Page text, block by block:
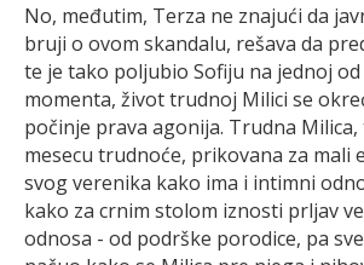
No, međutim, Terza ne znajući da
bruji o ovom skandalu, rešava da
te je tako poljubio Sofiju na jednoj
momenta, život trudnoj Milici se
počinje prava agonija. Trudna
mesecu trudnoće, prikovana za mali
svog verenika kako ima i intimni
kako za crnim stolom iznosti prljav
odnosa - od podrške porodice, pa